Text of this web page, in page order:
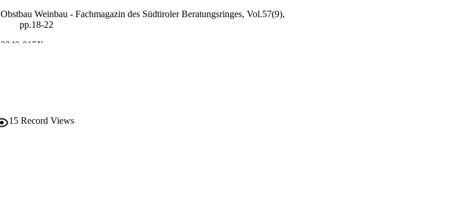
Obstbau Weinbau - Fachmagazin des Südtiroler Beratungsringes, Vol.57(9),
pp.18-22
2240-015X
German
15 Record Views